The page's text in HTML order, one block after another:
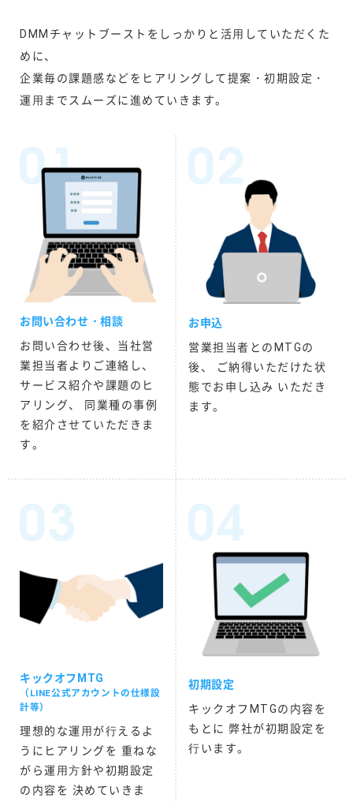
DMMチャットブーストをしっかりと活⽤していただくた
めに、
企業毎の課題感などをヒアリングして提案・初期設定・
運⽤までスムーズに進めていきます。
お問い合わせ・相談
お問い合わせ後、当社営
業担当者よりご連絡し、
サービス紹介や課題のヒ
アリング、 同業種の事例
を紹介させていただきま
す。
お申込
営業担当者とのMTGの
後、 ご納得いただけた状
態でお申し込み いただき
ます。
キックオフMTG
（LINE公式アカウントの仕様設
計等）
理想的な運⽤が⾏えるよ
うにヒアリングを 重ねな
がら運⽤⽅針や初期設定
の内容を 決めていきま
初期設定
キックオフMTGの内容を
もとに 弊社が初期設定を
⾏います。